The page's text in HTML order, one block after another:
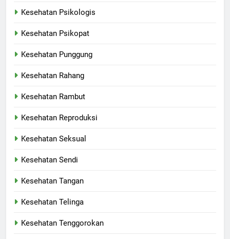
Kesehatan Psikologis
Kesehatan Psikopat
Kesehatan Punggung
Kesehatan Rahang
Kesehatan Rambut
Kesehatan Reproduksi
Kesehatan Seksual
Kesehatan Sendi
Kesehatan Tangan
Kesehatan Telinga
Kesehatan Tenggorokan